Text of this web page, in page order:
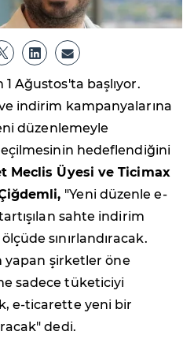
Ağustos'ta başlıyor.
indirim kampanyalarına
düzenlemeyle
hedeflendiğini
Meclis Üyesi ve Ticimax
"Yeni düzenle e-
sahte indirim
sınırlandıracak.
yapan şirketler öne
sadece tüketiciyi
e-ticarette yeni bir
dedi.